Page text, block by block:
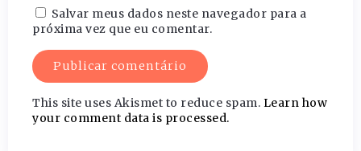
Salvar meus dados neste navegador para a
próxima vez que eu comentar.
This site uses Akismet to reduce spam. Learn how
your comment data is processed.